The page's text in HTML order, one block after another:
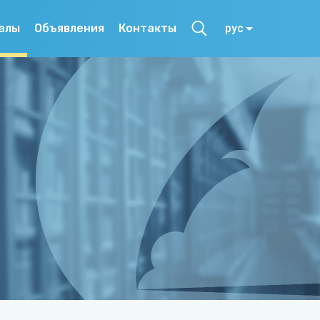
Объявления Контакты рус